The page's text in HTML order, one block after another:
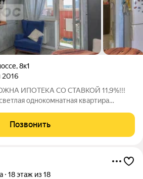
,8к1
2016
ИПОТЕКА СО СТАВКОЙ 11,9%!!!
однокомнатная квартира
по адресу: Касимовское шоссе,
Позвонить
18 этаж из 18